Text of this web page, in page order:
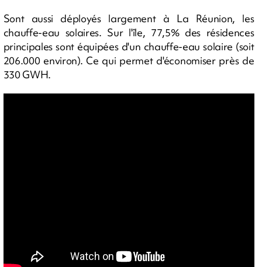
Sont aussi déployés largement à La Réunion, les
chauffe-eau solaires. Sur l'île, 77,5% des résidences
principales sont équipées d'un chauffe-eau solaire (soit
206.000 environ). Ce qui permet d'économiser près de
330 GWH.